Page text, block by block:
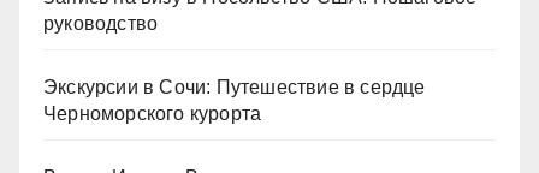
руководство
Экскурсии в Сочи: Путешествие в сердце
Черноморского курорта